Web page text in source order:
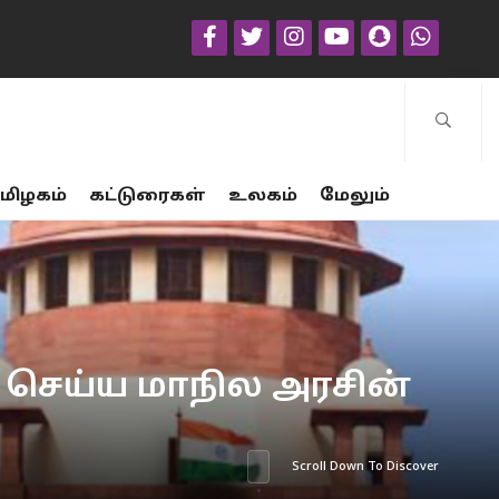
கட்டுரைகள் உலகம் மேலும்
செய்ய மாநில அரசின்
Scroll Down To Discover